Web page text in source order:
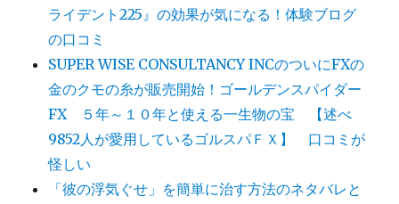
ライデント225』の効果が気になる！体験ブログ
の口コミ
SUPER WISE CONSULTANCY INCのついにFXの
金のクモの糸が販売開始！ゴールデンスパイダー
FX ５年～１０年と使える一生物の宝 【述べ
9852人が愛用しているゴルスパＦＸ】 口コミが
怪しい
「彼の浮気ぐせ」を簡単に治す方法のネタバレと